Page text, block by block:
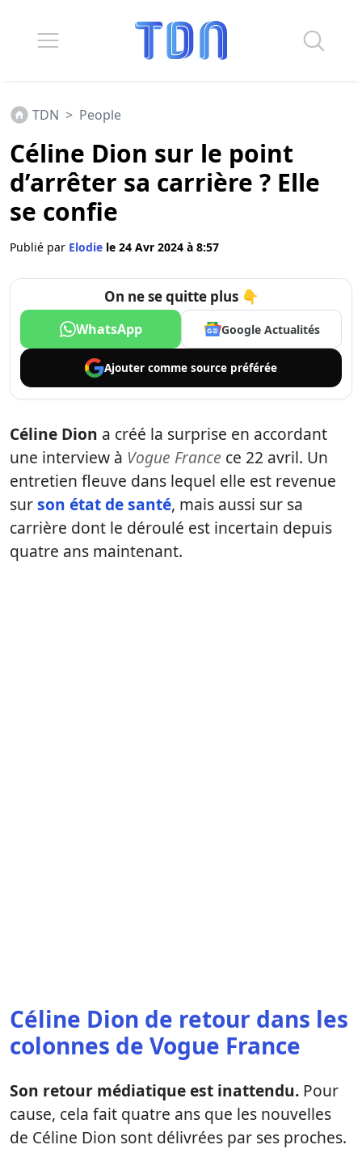
TDN > People
Céline Dion sur le point
d’arrêter sa carrière ? Elle
se confie
Publié par Elodie le 24 Avr 2024 à 8:57
On ne se quitte plus 👇
WhatsApp Google Actualités
Ajouter comme source préférée
Céline Dion a créé la surprise en accordant
une interview à Vogue France ce 22 avril. Un
entretien fleuve dans lequel elle est revenue
surson état de santé, mais aussi sur sa
carrière dont le déroulé est incertain depuis
quatre ans maintenant.
Céline Dion de retour dans les
colonnes de Vogue France
Son retour médiatique est inattendu. Pour
cause, cela fait quatre ans que les nouvelles
de Céline Dion sont délivrées par ses proches.